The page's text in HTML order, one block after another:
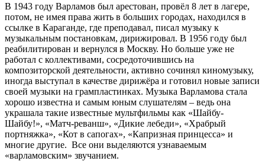
В 1943 году Варламов был арестован, провёл 8 лет в лагере,
потом, не имея права жить в больших городах, находился в
ссылке в Караганде, где преподавал, писал музыку к
музыкальным постановкам, дирижировал. В 1956 году был
реабилитирован и вернулся в Москву. Но больше уже не
работал с коллективами, сосредоточившись на
композиторской деятельности, активно сочинял киномузыку,
иногда выступал в качестве дирижёра и готовил новые записи
своей музыки на грампластинках. Музыка Варламова стала
хорошо известна и самым юным слушателям – ведь она
украшала такие известные мультфильмы как «Шайбу-
Шайбу!», «Матч-реванш», «Дикие лебеди», «Храбрый
портняжка», «Кот в сапогах», «Капризная принцесса» и
многие другие. Все они выделяются узнаваемым
«варламовским» звучанием.